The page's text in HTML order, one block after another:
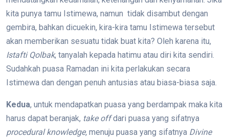
kita punya tamu Istimewa, namun tidak disambut dengan
gembira, bahkan dicuekin, kira-kira tamu Istimewa tersebut
akan memberikan sesuatu tidak buat kita? Oleh karena itu,
Istafti Qolbak, tanyalah kepada hatimu atau diri kita sendiri.
Sudahkah puasa Ramadan ini kita perlakukan secara
Istimewa dan dengan penuh antusias atau biasa-biasa saja.
Kedua, untuk mendapatkan puasa yang berdampak maka kita
harus dapat beranjak, take offdari puasa yang sifatnya
procedural knowledge, menuju puasa yang sifatnya Divine